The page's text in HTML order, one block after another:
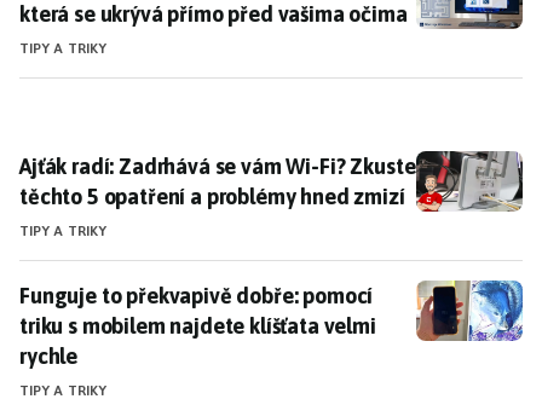
která se ukrývá přímo před vašima očima
TIPY A TRIKY
Ajťák radí: Zadrhává se vám Wi-Fi? Zkuste těchto 5
Ajťák radí: Zadrhává se vám Wi-Fi? Zkuste
těchto 5 opatření a problémy hned zmizí
TIPY A TRIKY
Funguje to překvapivě dobře: pomocí triku s
Funguje to překvapivě dobře: pomocí
triku s mobilem najdete klíšťata velmi
rychle
TIPY A TRIKY